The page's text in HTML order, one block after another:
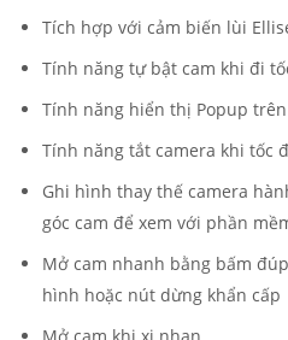
Tích hợp với cảm biến lùi
Tính năng tự bật cam khi đi
Tính năng hiển thị Popup
Tính năng tắt camera khi tốc
Ghi hình thay thế camera
góc cam để xem với phần
Mở cam nhanh bằng bấm
hình hoặc nút dừng khẩn cấp